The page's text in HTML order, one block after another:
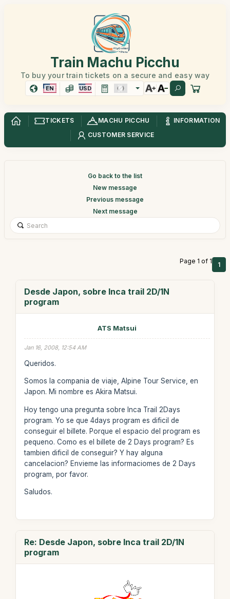
Train Machu Picchu
To buy your train tickets on a secure and easy way
EN USD
TICKETS MACHU PICCHU
INFORMATION
CUSTOMER SERVICE
Go back to the list
New message
Previous message
Next message
Page 1 of 1 1
Desde Japon, sobre Inca trail 2D/1N
program
ATS Matsui
Jan 16, 2008, 12:54 AM
Queridos.
Somos la compania de viaje, Alpine Tour Service, en
Japon. Mi nombre es Akira Matsui.
Hoy tengo una pregunta sobre Inca Trail 2Days
program. Yo se que 4days program es dificil de
conseguir el billete. Porque el espacio del program es
pequeno. Como es el billete de 2 Days program? Es
tambien dificil de conseguir? Y hay alguna
cancelacion? Envieme las informaciomes de 2 Days
program, por favor.
Saludos.
Re: Desde Japon, sobre Inca trail 2D/1N
program